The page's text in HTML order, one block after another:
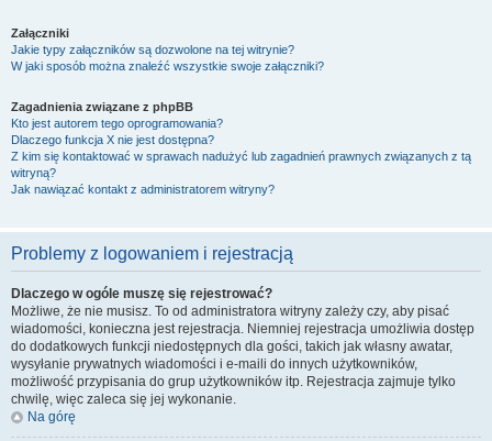
Załączniki
Jakie typy załączników są dozwolone na tej witrynie?
W jaki sposób można znaleźć wszystkie swoje załączniki?
Zagadnienia związane z phpBB
Kto jest autorem tego oprogramowania?
Dlaczego funkcja X nie jest dostępna?
Z kim się kontaktować w sprawach nadużyć lub zagadnień prawnych związanych z tą
witryną?
Jak nawiązać kontakt z administratorem witryny?
Problemy z logowaniem i rejestracją
Dlaczego w ogóle muszę się rejestrować?
Możliwe, że nie musisz. To od administratora witryny zależy czy, aby pisać
wiadomości, konieczna jest rejestracja. Niemniej rejestracja umożliwia dostęp
do dodatkowych funkcji niedostępnych dla gości, takich jak własny awatar,
wysyłanie prywatnych wiadomości i e-maili do innych użytkowników,
możliwość przypisania do grup użytkowników itp. Rejestracja zajmuje tylko
chwilę, więc zaleca się jej wykonanie.
Na górę